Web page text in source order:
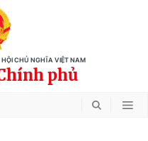
CHỦ NGHĨA VIỆT NAM
phủ